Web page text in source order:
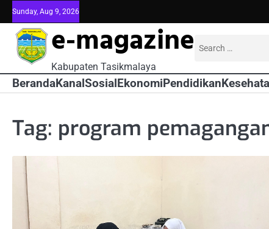
Skip
to
content
Sunday, Aug 9, 2026
e-magazine
Kabupaten Tasikmalaya
Search
BerandaKanalSosialEkonomiPendidikan
Tag: program